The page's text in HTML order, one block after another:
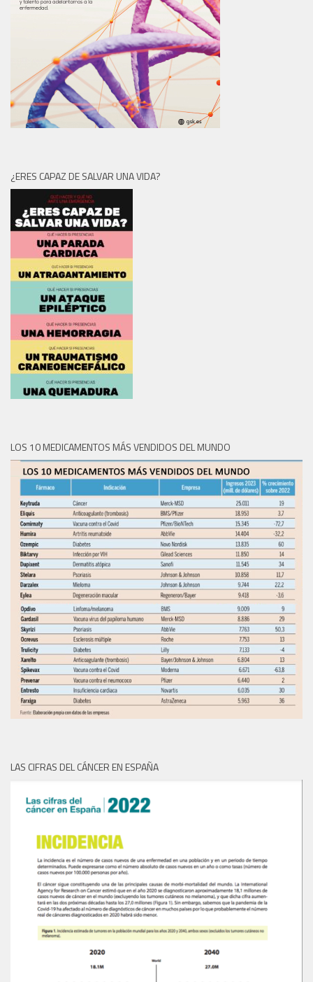
¿ERES CAPAZ DE SALVAR UNA VIDA?
LOS 10 MEDICAMENTOS MÁS VENDIDOS DEL MUNDO
LAS CIFRAS DEL CÁNCER EN ESPAÑA